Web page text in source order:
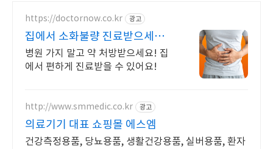
https://doctornow.co.kr 광고
집에서 소화불량 진료받으세요 3
65일 24시간 진료가능
병원 가지 말고 약 처방받으세요! 집
에서 편하게 진료받을 수 있어요!
http://www.smmedic.co.kr 광고
의료기기 대표 쇼핑몰 에스엠
건강측정용품, 당뇨용품, 생활건강용품, 실버용품, 환자